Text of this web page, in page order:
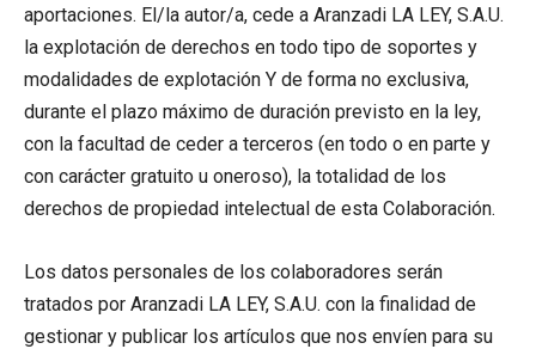
aportaciones. El/la autor/a, cede a Aranzadi LA LEY, S.A.U.
la explotación de derechos en todo tipo de soportes y
modalidades de explotación Y de forma no exclusiva,
durante el plazo máximo de duración previsto en la ley,
con la facultad de ceder a terceros (en todo o en parte y
con carácter gratuito u oneroso), la totalidad de los
derechos de propiedad intelectual de esta Colaboración.
Los datos personales de los colaboradores serán
tratados por Aranzadi LA LEY, S.A.U. con la finalidad de
gestionar y publicar los artículos que nos envíen para su